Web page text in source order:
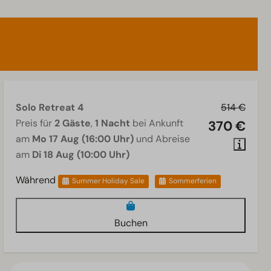
514 €
370 €
Solo Retreat 4
Preis für 2 Gäste, 1 Nacht bei Ankunft
am Mo 17 Aug (16:00 Uhr) und Abreise
am Di 18 Aug (10:00 Uhr)
Während
Summer Holiday Sale Sommerferien
Buchen